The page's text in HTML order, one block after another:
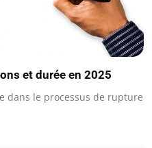
et durée en 2025
dans le processus de rupture